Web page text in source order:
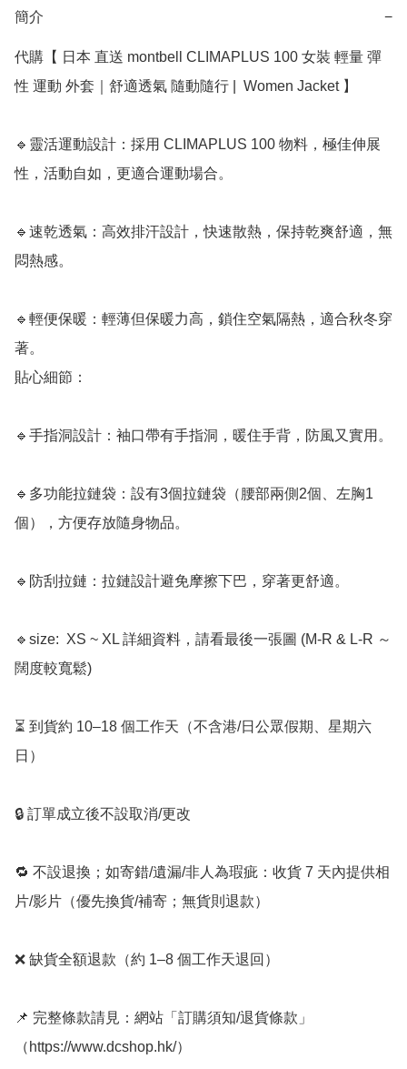
簡介 −
代購【 日本 直送 montbell CLIMAPLUS 100 女裝 輕量 彈
性 運動 外套｜舒適透氣 隨動隨行 |  Women Jacket 】
🔹靈活運動設計：採用 CLIMAPLUS 100 物料，極佳伸展
性，活動自如，更適合運動場合。
🔹速乾透氣：高效排汗設計，快速散熱，保持乾爽舒適，無
悶熱感。
🔹輕便保暖：輕薄但保暖力高，鎖住空氣隔熱，適合秋冬穿
著。
貼心細節：
🔹手指洞設計：袖口帶有手指洞，暖住手背，防風又實用。
🔹多功能拉鏈袋：設有3個拉鏈袋（腰部兩側2個、左胸1
個），方便存放隨身物品。
🔹防刮拉鏈：拉鏈設計避免摩擦下巴，穿著更舒適。
🔹size:  XS ~ XL 詳細資料，請看最後一張圖 (M-R & L-R ～
闊度較寬鬆)
⏳ 到貨約 10–18 個工作天（不含港/日公眾假期、星期六
日）
🔒 訂單成立後不設取消/更改
🔁 不設退換；如寄錯/遺漏/非人為瑕疵：收貨 7 天內提供相
片/影片（優先換貨/補寄；無貨則退款）
❌ 缺貨全額退款（約 1–8 個工作天退回）
📌 完整條款請見：網站「訂購須知/退貨條款」
（https://www.dcshop.hk/）